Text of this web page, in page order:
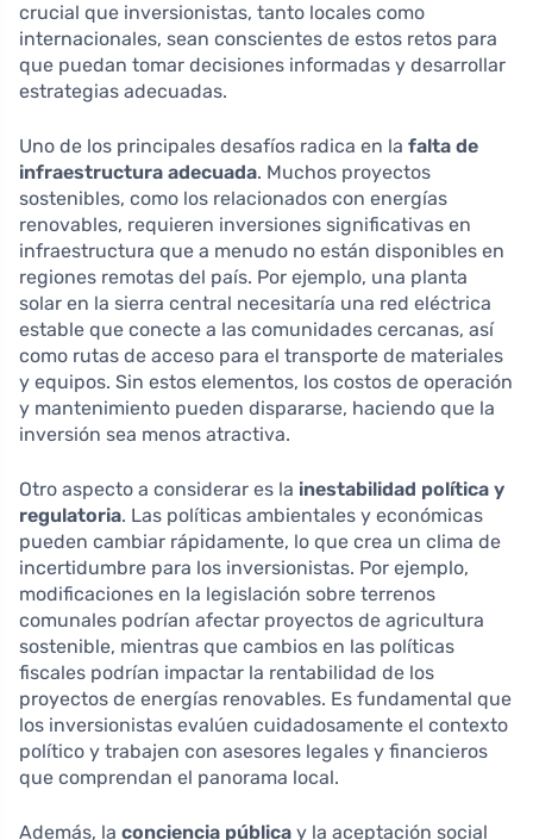
crucial que inversionistas, tanto locales como
internacionales, sean conscientes de estos retos para
que puedan tomar decisiones informadas y desarrollar
estrategias adecuadas.
Uno de los principales desafíos radica en la falta de
infraestructura adecuada. Muchos proyectos
sostenibles, como los relacionados con energías
renovables, requieren inversiones significativas en
infraestructura que a menudo no están disponibles en
regiones remotas del país. Por ejemplo, una planta
solar en la sierra central necesitaría una red eléctrica
estable que conecte a las comunidades cercanas, así
como rutas de acceso para el transporte de materiales
y equipos. Sin estos elementos, los costos de operación
y mantenimiento pueden dispararse, haciendo que la
inversión sea menos atractiva.
Otro aspecto a considerar es la inestabilidad política y
regulatoria. Las políticas ambientales y económicas
pueden cambiar rápidamente, lo que crea un clima de
incertidumbre para los inversionistas. Por ejemplo,
modificaciones en la legislación sobre terrenos
comunales podrían afectar proyectos de agricultura
sostenible, mientras que cambios en las políticas
fiscales podrían impactar la rentabilidad de los
proyectos de energías renovables. Es fundamental que
los inversionistas evalúen cuidadosamente el contexto
político y trabajen con asesores legales y financieros
que comprendan el panorama local.
Además, la conciencia pública y la aceptación social